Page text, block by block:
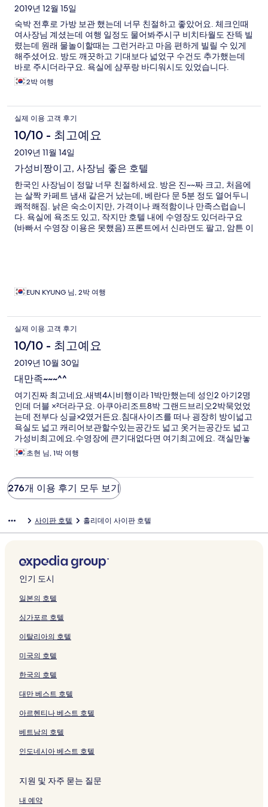
2019년 12월 15일
숙박 전후로 가방 보관 했는데 너무 친절하고 좋았어요. 체크인때
여사장님 계셨는데 여행 일정도 물어봐주시구 비치타월도 잔뜩 빌
렸는데 원래 물놀이할때는 그런거라고 마음 편하게 빌릴 수 있게
해주셨어요. 방도 깨끗하고 기대보다 넓었구 수건도 추가했는데
바로 주시더라구요. 욕실에 샴푸랑 바디워시도 있었습니다.
2박 여행
실제 이용 고객 후기
10/10 - 최고예요
2019년 11월 14일
가성비짱이고, 사장님 좋은 호텔
한국인 사장님이 정말 너무 친절하세요. 방은 진~~짜 크고, 처음에
는 살짝 카페트 냄새 같은거 났는데, 베란다 문 5분 정도 열어두니
쾌적해짐. 낡은 숙소이지만, 가격이나 쾌적함이나 만족스럽습니
다. 욕실에 욕조도 있고, 작지만 호텔 내에 수영장도 있더라구요
(바빠서 수영장 이용은 못했음) 프론트에서 신라면도 팔고, 암튼 이
EUN KYUNG 님, 2박 여행
실제 이용 고객 후기
10/10 - 최고예요
2019년 10월 30일
대만족~~~^^
여기진짜 최고네요.새벽4시비행이라 1박만했는데 성인2 아기2명
인데 더블 ×²더라구요. 아쿠아리조트8박 그랜드브리오2박묵었었
는데 전부다 싱글×2였거든요.침대사이즈를 떠나 굉장히 방이넓고
욕실도 넓고 캐리어보관할수있는공간도 넓고 옷거는공간도 넓고
가성비최고에요.수영장에 큰기대없다면 여기최고에요. 객실만놓
고보면 아쿠아리조트보다 훨좋습니다.콘센트충전할수있는곳도
16군데나있더라구요 심지어 220볼트 ㅎㅎ 그리고 조명도 밝아서
기랑 전자렌지 감동입니다.다시 사이판간다면 무조건 홀리데이입
니다.99센트슈퍼도 가깝고 갤러리아도 가깝고 암튼여기 넘좋았어
용
초현 님, 1박 여행
276개 이용 후기 모두 보기
사이판 호텔 홀리데이 사이판 호텔
인기 도시
일본의 호텔
싱가포르 호텔
이탈리아의 호텔
미국의 호텔
한국의 호텔
대만 베스트 호텔
아르헨티나 베스트 호텔
베트남의 호텔
인도네시아 베스트 호텔
지원 및 자주 묻는 질문
내 예약